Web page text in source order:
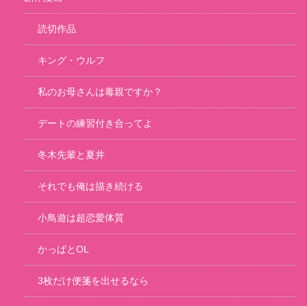
読切作品
キング・ウルフ
私のお母さんは毒親ですか？
デートの練習付き合ってよ
冬木先輩と夏井
それでも俺は描き続ける
小鳥遊は超恋愛体質
かっぱとOL
3枚だけ便箋を出せるなら